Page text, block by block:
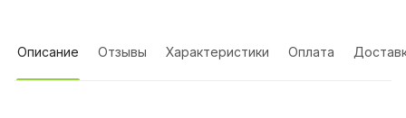
Описание Отзывы Характеристики Оплата